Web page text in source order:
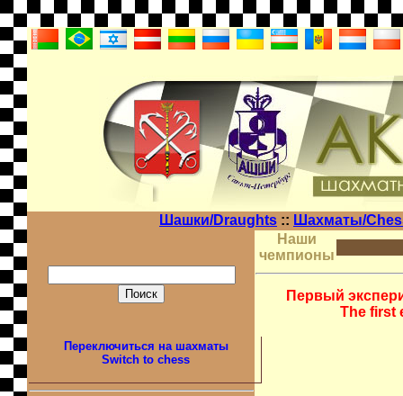
Шашки/Draughts :: Шахматы/
Наши
чемпионы
Переключиться на шахматы
Switch to chess
Первый
The first